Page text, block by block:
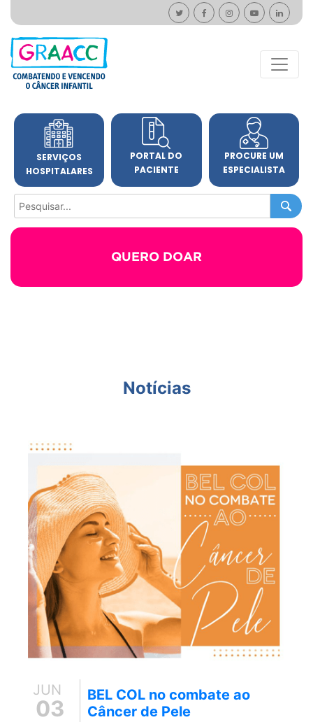
SERVIÇOS
HOSPITALARES
PORTAL DO
PACIENTE
PROCURE UM
ESPECIALISTA
QUERO DOAR
Notícias
JUN
03
BEL COL no combate ao
Câncer de Pele